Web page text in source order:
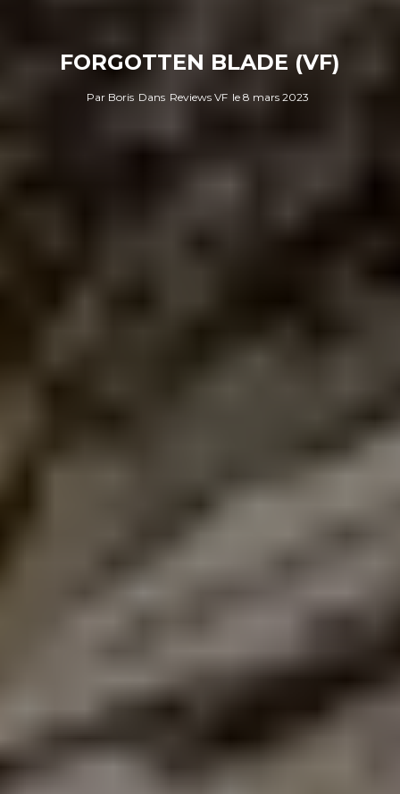
FORGOTTEN BLADE (VF)
Par Boris Dans Reviews VF le 8 mars 2023